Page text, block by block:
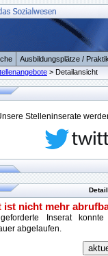
Ausbildungsplätze /
> Detailansicht
Stelleninserate
ist nicht mehr
Inserat
abgelaufen.